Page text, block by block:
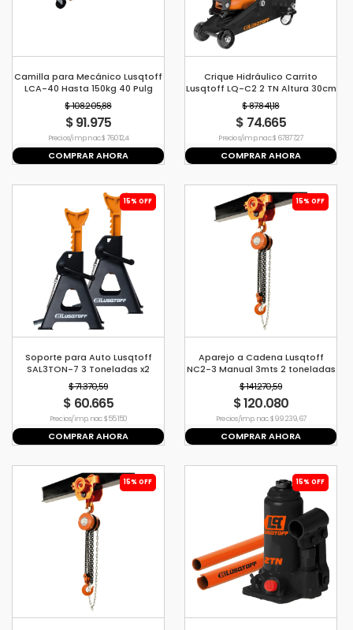
Camilla para Mecánico Lusqtoff
LCA-40 Hasta 150kg 40 Pulg
$ 108.205,88
$ 91.975
Precio s/imp. nac. $ 76.012,4
COMPRAR AHORA
Crique Hidráulico Carrito
Lusqtoff LQ-C2 2 TN Altura 30cm
con Maletín
$ 87.841,18
$ 74.665
Precio s/imp. nac. $ 67.877,27
COMPRAR AHORA
15% OFF
Soporte para Auto Lusqtoff
SAL3TON-7 3 Toneladas x2
$ 71.370,59
$ 60.665
Precio s/imp. nac. $ 55.150
COMPRAR AHORA
15% OFF
Aparejo a Cadena Lusqtoff
NC2-3 Manual 3mts 2 toneladas
$ 141.270,59
$ 120.080
Precio s/imp. nac. $ 99.239,67
COMPRAR AHORA
15% OFF 15% OFF